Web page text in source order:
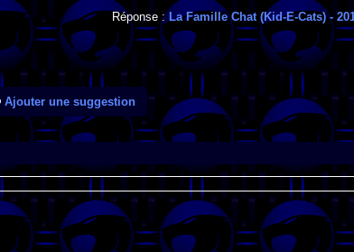
Réponse : La Famille Chat (Kid-E-Cats)-
Ajouter une suggestion